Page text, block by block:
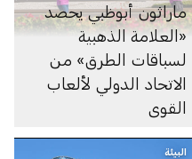
ماراثون أبوظبي يحصد
«العلامة الذهبية
لسباقات الطرق» من
الاتحاد الدولي لألعاب
القوى
البيئة